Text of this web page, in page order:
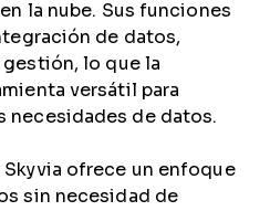
la nube. Sus funciones
de datos,
lo que la
versátil para
necesidades de datos.
Skyvia ofrece un enfoque
sin necesidad de